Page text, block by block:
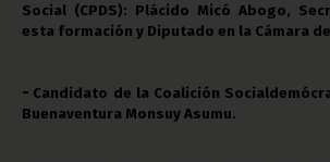
Social (CPDS): Plácido Micó Abogo,
esta formación y Diputado en la Cámara
- Candidato de la Coalición
Buenaventura Monsuy Asumu.